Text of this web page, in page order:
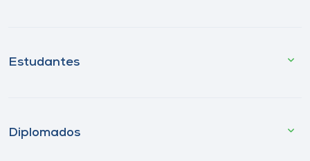
Estudantes
Diplomados